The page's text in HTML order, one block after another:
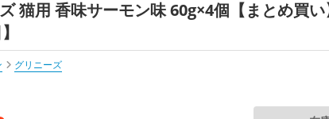
猫用 香味サーモン味 60g×4個【まとめ買
グリニーズ